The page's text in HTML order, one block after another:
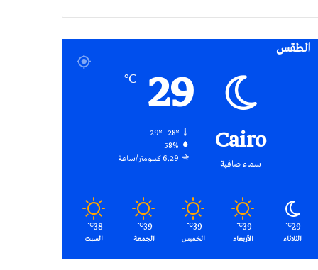
الطقس
Cairo
سماء صافية
29
℃
29º - 28º
58%
6.29 كيلومتر/ساعة
29
℃
الثلاثاء
39
℃
الأربعاء
39
℃
الخميس
39
℃
الجمعة
38
℃
السبت